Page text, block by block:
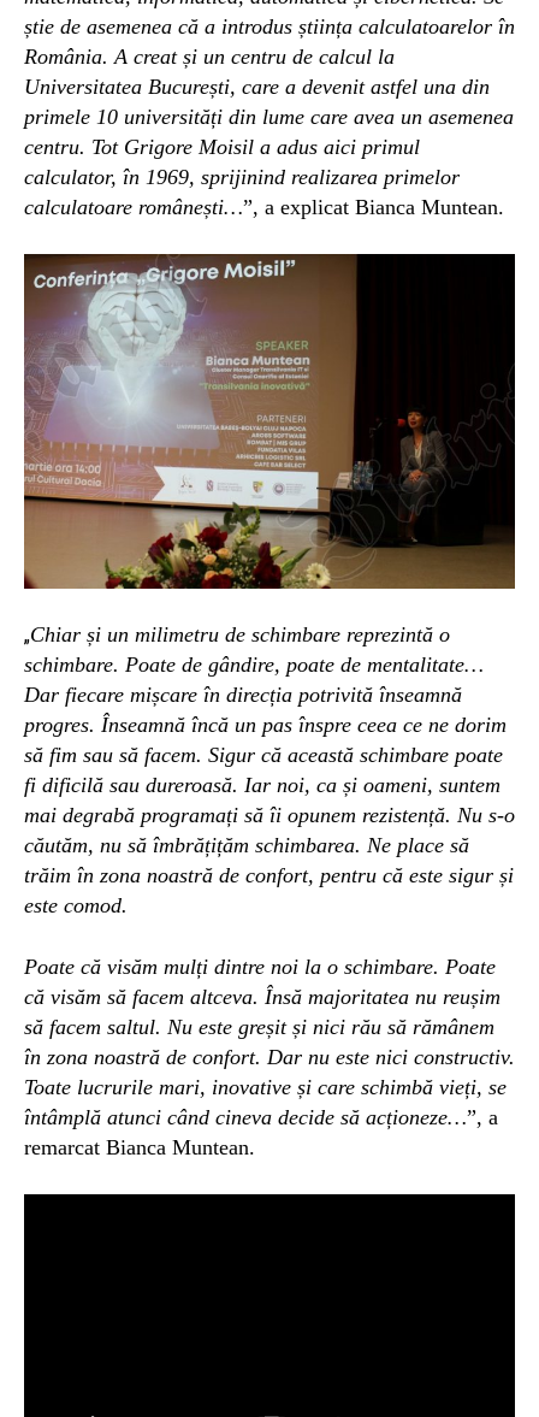
știe de asemenea că a introdus știința calculatoarelor în
România. A creat și un centru de calcul la
Universitatea București, care a devenit astfel una din
primele 10 universități din lume care avea un asemenea
centru. Tot Grigore Moisil a adus aici primul
calculator, în 1969, sprijinind realizarea primelor
calculatoare românești…”, a explicat Bianca Muntean.
„Chiar și un milimetru de schimbare reprezintă o
schimbare. Poate de gândire, poate de mentalitate…
Dar fiecare mișcare în direcția potrivită înseamnă
progres. Înseamnă încă un pas înspre ceea ce ne dorim
să fim sau să facem. Sigur că această schimbare poate
fi dificilă sau dureroasă. Iar noi, ca și oameni, suntem
mai degrabă programați să îi opunem rezistență. Nu s-o
căutăm, nu să îmbrățițăm schimbarea. Ne place să
trăim în zona noastră de confort, pentru că este sigur și
este comod.
Poate că visăm mulți dintre noi la o schimbare. Poate
că visăm să facem altceva. Însă majoritatea nu reușim
să facem saltul. Nu este greșit și nici rău să rămânem
în zona noastră de confort. Dar nu este nici constructiv.
Toate lucrurile mari, inovative și care schimbă vieți, se
întâmplă atunci când cineva decide să acționeze…”, a
remarcat Bianca Muntean.